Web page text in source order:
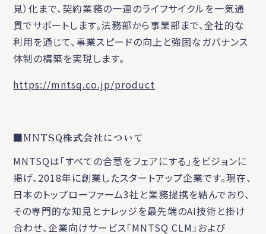
見）化まで、契約業務の一連のライフサイクルを一気通
貫でサポートします。法務部から事業部まで、全社的な
利用を通じて、事業スピードの向上と強固なガバナンス
体制の構築を実現します。
https://mntsq.co.jp/product
■MNTSQ株式会社について
MNTSQは「すべての合意をフェアにする」をビジョンに
掲げ、2018年に創業したスタートアップ企業です。現在、
日本のトップローファーム3社と業務提携を結んでおり、
その専門的な知見とナレッジを最先端のAI技術と掛け
合わせ、企業向けサービス「MNTSQ CLM」および